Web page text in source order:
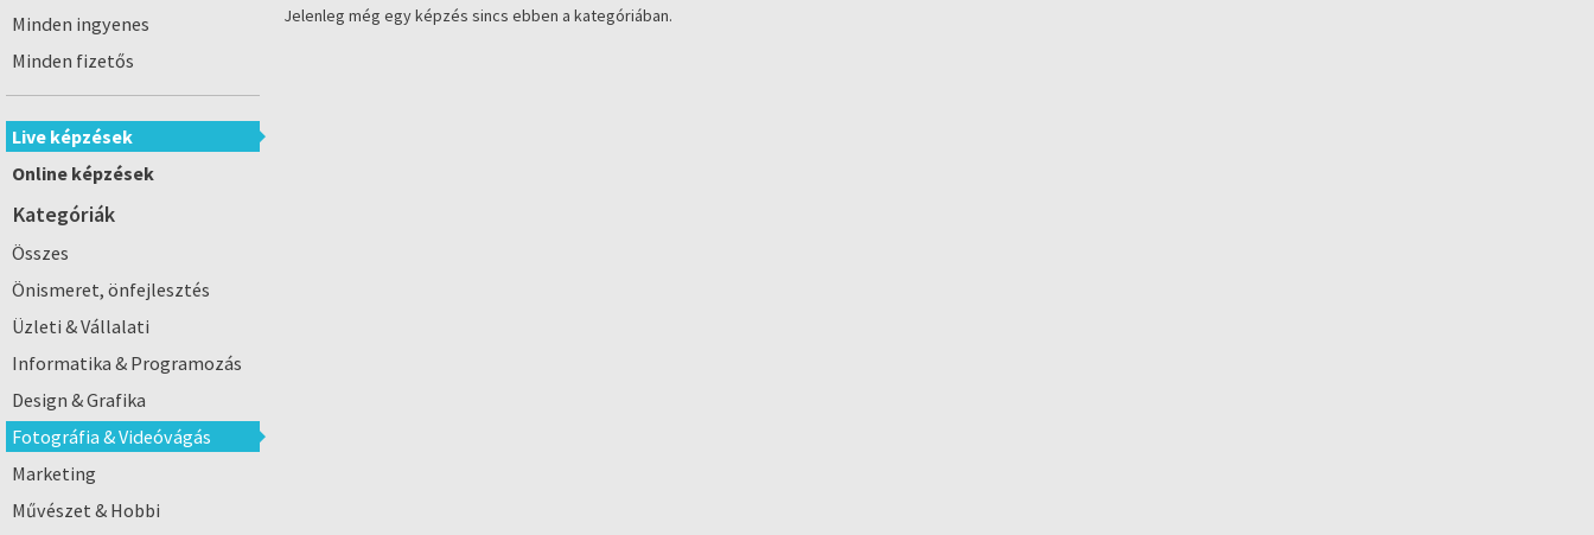
Minden ingyenes
Minden fizetős
Live képzések
Online képzések
Kategóriák
Összes
Önismeret, önfejlesztés
Üzleti & Vállalati
Informatika & Programozás
Design & Grafika
Fotográfia & Videóvágás
Marketing
Művészet & Hobbi
Jelenleg még egy képzés sincs ebben a kategóriában.